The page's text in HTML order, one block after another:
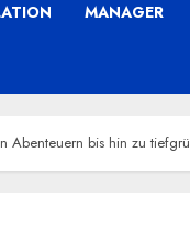
MANAGER
Abenteuern bis hin zu